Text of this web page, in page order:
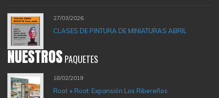
27/03/2026
CLASES DE PINTURA DE MINIATURAS ABRIL
NUESTROSPAQUETES
18/02/2019
Root + Root: Expansión Los Ribereños